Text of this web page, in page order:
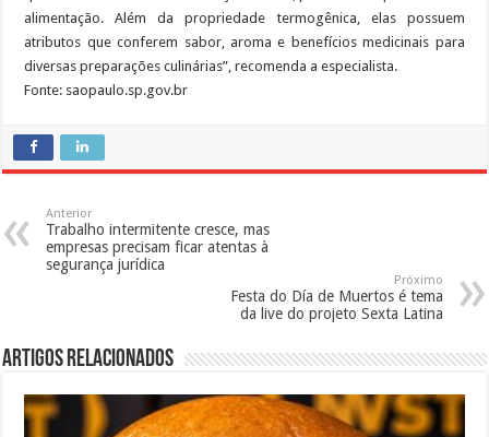
alimentação. Além da propriedade termogênica, elas possuem
atributos que conferem sabor, aroma e benefícios medicinais para
diversas preparações culinárias”, recomenda a especialista.
Fonte: saopaulo.sp.gov.br
Anterior
Trabalho intermitente cresce, mas
empresas precisam ficar atentas à
segurança jurídica
Próximo
Festa do Día de Muertos é tema
da live do projeto Sexta Latina
Artigos Relacionados